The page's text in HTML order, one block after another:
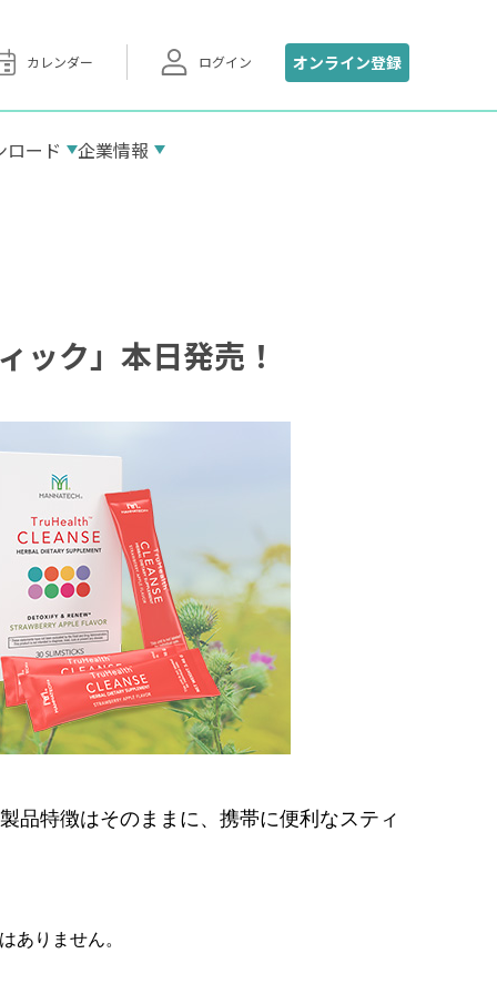
ロード 企業情報
マナテックサロン東京
アクセス
カレンダー ログイン オンライン登録
ック」本日発売！
品特徴はそのままに、携帯に便利なスティ
ありません。